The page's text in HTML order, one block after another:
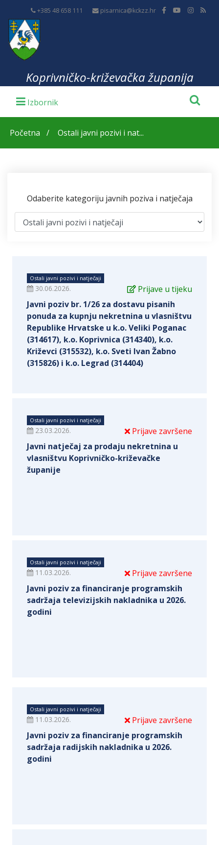
+385 48 658 111 pisarnica@kckzz.hr
Koprivničko-križevačka županija
Početna Ostali javni pozivi i nat...
Odaberite kategoriju javnih poziva i natječaja
Ostali javni pozivi i natječaji
Prijave u tijeku
30.06.2026.
Javni poziv br. 1/26 za dostavu pisanih
ponuda za kupnju nekretnina u vlasništvu
Republike Hrvatske u k.o. Veliki Poganac
(314617), k.o. Koprivnica (314340), k.o.
Križevci (315532), k.o. Sveti Ivan Žabno
(315826) i k.o. Legrad (314404)
Ostali javni pozivi i natječaji
Prijave završene
23.03.2026.
Javni natječaj za prodaju nekretnina u
vlasništvu Koprivničko-križevačke
županije
Ostali javni pozivi i natječaji
Prijave završene
11.03.2026.
Javni poziv za financiranje programskih
sadržaja televizijskih nakladnika u 2026.
godini
Ostali javni pozivi i natječaji
Prijave završene
11.03.2026.
Javni poziv za financiranje programskih
sadržaja radijskih nakladnika u 2026.
godini